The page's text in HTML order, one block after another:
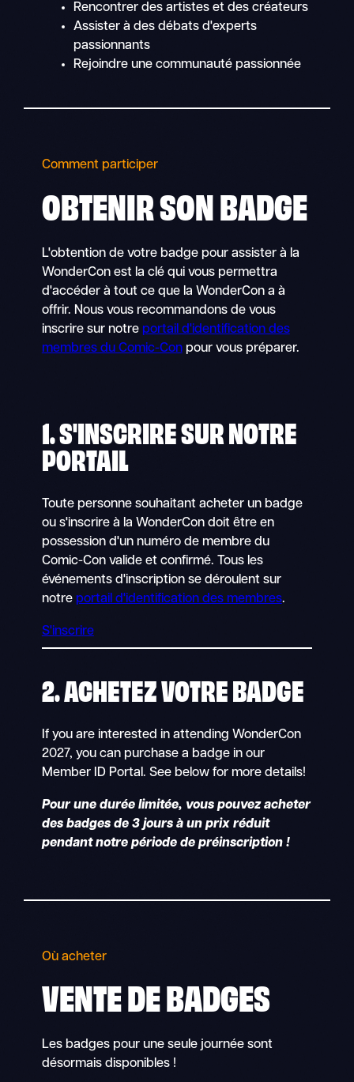
Rencontrer des artistes et des créateurs
Assister à des débats d'experts
passionnants
Rejoindre une communauté passionnée
Comment participer
OBTENIR SONBADGE
L'obtention de votre badge pour assister à la
WonderCon est la clé qui vous permettra
d'accéder à tout ce que la WonderCon a à
offrir. Nous vous recommandons de vous
inscrire sur notre portail d'identification des
membres du Comic-Conpour vous préparer.
1. S'INSCRIRE SUR NOTRE
PORTAIL
Toute personne souhaitant acheter un badge
ou s'inscrire à la WonderCon doit être en
possession d'un numéro de membre du
Comic-Con valide et confirmé. Tous les
événements d'inscription se déroulent sur
notre portail d'identification des membres.
S'inscrire
2. ACHETEZ VOTRE BADGE
If you are interested in attending WonderCon
2027, you can purchase a badge in our
Member ID Portal. See below for more details!
Pour une durée limitée, vous pouvez acheter
des badges de 3 jours à un prix réduit
pendant notre période de préinscription !
Où acheter
VENTE DE BADGES
Les badges pour une seule journée sont
désormais disponibles !